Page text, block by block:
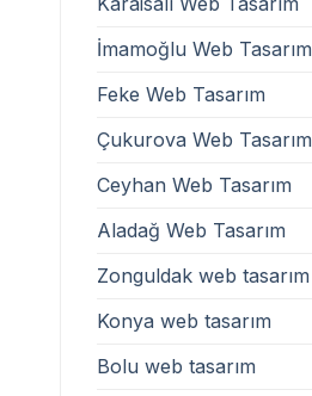
İmamoğlu Web Tasarım
Feke Web Tasarım
Çukurova Web Tasarım
Ceyhan Web Tasarım
Aladağ Web Tasarım
Zonguldak web tasarım
Konya web tasarım
Bolu web tasarım